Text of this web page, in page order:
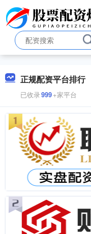
正规配资平台排行
已收录999+家平台